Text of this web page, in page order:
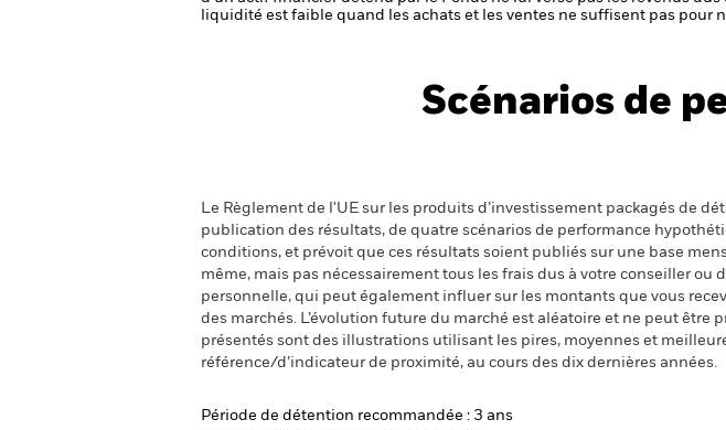
liquidité est faible quand les achats et les ventes ne suffisent pas pour
Scénarios de
Le Règlement de l'UE sur les produits d’investissement packagés de
publication des résultats, de quatre scénarios de performance
conditions, et prévoit que ces résultats soient publiés sur une base
même, mais pas nécessairement tous les frais dus à votre conseiller
personnelle, qui peut également influer sur les montants que vous
des marchés. L’évolution future du marché est aléatoire et ne peut
présentés sont des illustrations utilisant les pires, moyennes et
référence/d’indicateur de proximité, au cours des dix dernières années.
Période de détention recommandée : 3 ans